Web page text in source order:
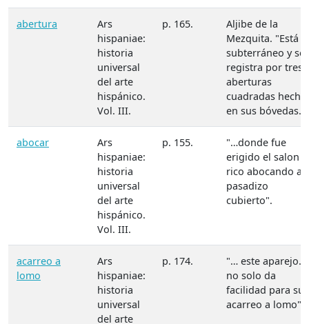
abertura
Ars
hispaniae:
historia
universal
del arte
hispánico.
Vol. III.
p. 165.
Aljibe de la
Mezquita. "Está
subterráneo y se
registra por tres
aberturas
cuadradas
en sus
abocar
Ars
hispaniae:
historia
universal
del arte
hispánico.
Vol. III.
p. 155.
"…donde fue
erigido el salon
rico abocando al
pasadizo
cubierto".
acarreo a
lomo
Ars
hispaniae:
historia
universal
del arte
p. 174.
"… este aparejo…
no solo da
facilidad para su
acarreo a lomo".